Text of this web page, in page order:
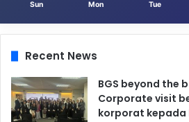
Sun Mon Tue
Recent News
BGS beyond the
Corporate visit
korporat kepada